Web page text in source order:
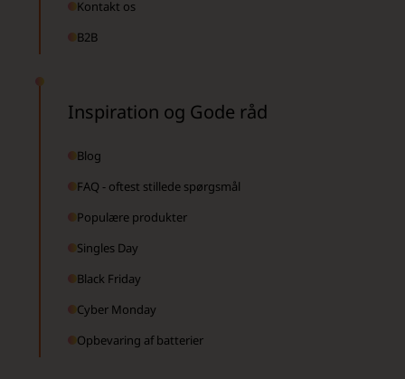
Kontakt os
B2B
Inspiration og Gode råd
Blog
FAQ - oftest stillede spørgsmål
Populære produkter
Singles Day
Black Friday
Cyber Monday
Opbevaring af batterier